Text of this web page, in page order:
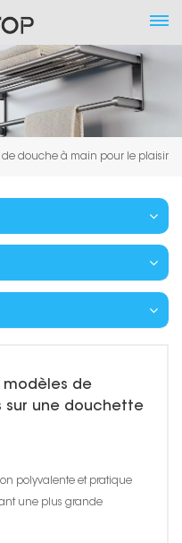
douche à main pour le plaisir
modèles de
sur une douchette
polyvalente et pratique
une plus grande